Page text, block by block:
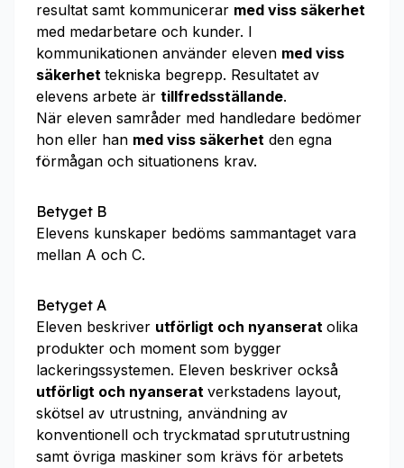
resultat samt kommunicerar med viss säkerhet
med medarbetare och kunder. I
kommunikationen använder eleven med viss
säkerhet tekniska begrepp. Resultatet av
elevens arbete är tillfredsställande.
När eleven samråder med handledare bedömer
hon eller han med viss säkerhet den egna
förmågan och situationens krav.
Betyget B
Elevens kunskaper bedöms sammantaget vara
mellan A och C.
Betyget A
Eleven beskriver utförligt och nyanserat olika
produkter och moment som bygger
lackeringssystemen. Eleven beskriver också
utförligt och nyanserat verkstadens layout,
skötsel av utrustning, användning av
konventionell och tryckmatad sprututrustning
samt övriga maskiner som krävs för arbetets